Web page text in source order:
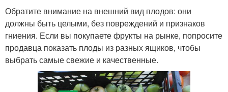
Обратите внимание на внешний вид плодов: они
должны быть целыми, без повреждений и признаков
гниения. Если вы покупаете фрукты на рынке, попросите
продавца показать плоды из разных ящиков, чтобы
выбрать самые свежие и качественные.